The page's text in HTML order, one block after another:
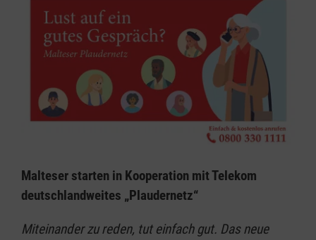
Malteser starten in Kooperation mit Telekom
deutschlandweites „Plaudernetz“
Miteinander zu reden, tut einfach gut. Das neue